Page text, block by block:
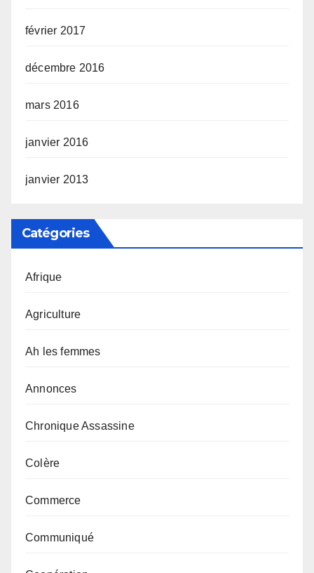
février 2017
décembre 2016
mars 2016
janvier 2016
janvier 2013
Catégories
Afrique
Agriculture
Ah les femmes
Annonces
Chronique Assassine
Colère
Commerce
Communiqué